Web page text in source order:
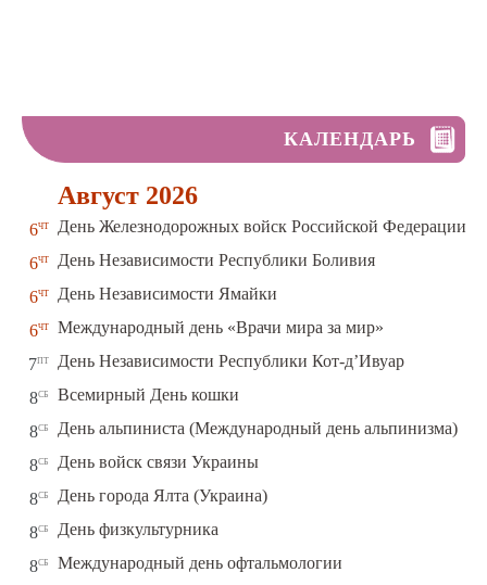
КАЛЕНДАРЬ
Август 2026
6чт День Железнодорожных войск Российской Федерации
6чт День Независимости Республики Боливия
6чт День Независимости Ямайки
6чт Международный день «Врачи мира за мир»
7пт День Независимости Республики Кот-д’Ивуар
8сб Всемирный День кошки
8сб День альпиниста (Международный день альпинизма)
8сб День войск связи Украины
8сб День города Ялта (Украина)
8сб День физкультурника
8сб Международный день офтальмологии